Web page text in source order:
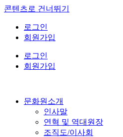
콘텐츠로 건너뛰기
로그인
회원가입
로그인
회원가입
문화원소개
인사말
연혁 및 역대원장
조직도/이사회